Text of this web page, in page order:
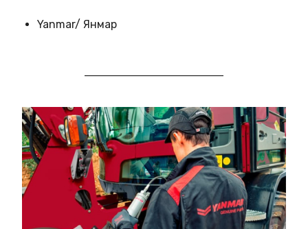
Yanmar/ Янмар